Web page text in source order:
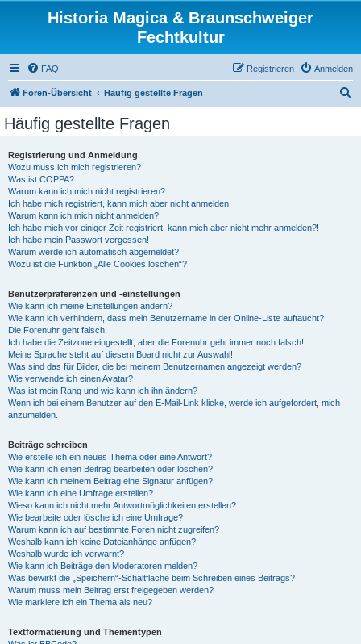
Historia Magica & Braunschweiger
Fechtkultur
FAQ Anmelden
Registrieren
Foren-Übersicht Häufig gestellte Fragen
Häufig gestellte Fragen
Registrierung und Anmeldung
Wozu muss ich mich registrieren?
Was ist COPPA?
Warum kann ich mich nicht registrieren?
Ich habe mich registriert, kann mich aber nicht anmelden!
Warum kann ich mich nicht anmelden?
Ich habe mich vor einiger Zeit registriert, kann mich aber nicht mehr anmelden?!
Ich habe mein Passwort vergessen!
Warum werde ich automatisch abgemeldet?
Wozu ist die Funktion „Alle Cookies löschen“?
Benutzerpräferenzen und -einstellungen
Wie kann ich meine Einstellungen ändern?
Wie kann ich verhindern, dass mein Benutzername in der Online-Liste auftaucht?
Die Forenuhr geht falsch!
Ich habe die Zeitzone eingestellt, aber die Forenuhr geht immer noch falsch!
Meine Sprache steht auf diesem Board nicht zur Auswahl!
Was sind das für Bilder, die bei meinem Benutzernamen angezeigt werden?
Wie verwende ich einen Avatar?
Was ist mein Rang und wie kann ich ihn ändern?
Wenn ich bei einem Benutzer auf den E-Mail-Link klicke, werde ich aufgefordert, mich
anzumelden.
Beiträge schreiben
Wie erstelle ich ein neues Thema oder eine Antwort?
Wie kann ich einen Beitrag bearbeiten oder löschen?
Wie kann ich meinem Beitrag eine Signatur anfügen?
Wie kann ich eine Umfrage erstellen?
Wieso kann ich nicht mehr Antwortmöglichkeiten erstellen?
Wie bearbeite oder lösche ich eine Umfrage?
Warum kann ich auf bestimmte Foren nicht zugreifen?
Weshalb kann ich keine Dateianhänge anfügen?
Weshalb wurde ich verwarnt?
Wie kann ich Beiträge den Moderatoren melden?
Was bewirkt die „Speichern“-Schaltfläche beim Schreiben eines Beitrags?
Warum muss mein Beitrag erst freigegeben werden?
Wie markiere ich ein Thema als neu?
Textformatierung und Thementypen